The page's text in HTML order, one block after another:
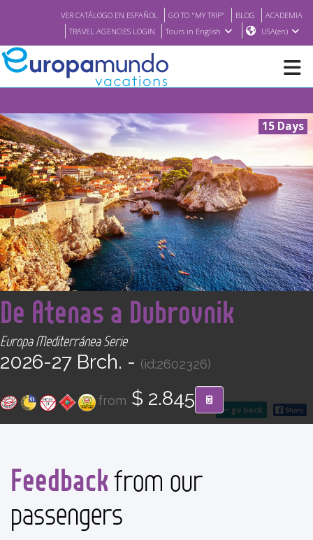
VER CATÁLOGO EN ESPAÑOL GO TO "MY TRIP" BLOG
ACADEMIA
TRAVEL AGENCIES LOGIN
Tours in English USA(en)
BROCHURE PDF
WHERE TO BUY
FEATURED
ABOUT US
CONTACT
Find your Tour
15 Days
go back
<
De Atenas a Dubrovnik
Europa Mediterránea Serie
2026-27 Brch. - (id:2602326)
from $ 2.845
Feedbackfrom our
passengers